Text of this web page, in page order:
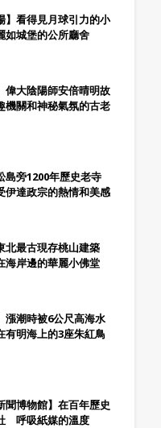
】看得見月球引力的小
城堡的公所廳舍
偉大陰陽師安倍晴明故
關和神秘氣氛的古老
島旁1200年歷史老寺
達政宗的熱情和美感
北最古現存桃山建築
海岸邊的華麗小佛堂
漲潮時被6公尺高海水
明海上的3座朱紅鳥
聞博物館】在百年歷史
呼吸紙媒的溫度